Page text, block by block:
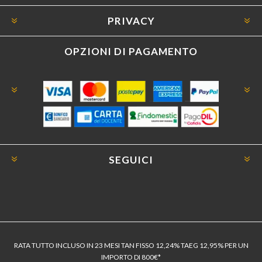
PRIVACY
OPZIONI DI PAGAMENTO
SEGUICI
RATA TUTTO INCLUSO IN 23 MESI TAN FISSO 12,24% TAEG 12,95% PER UN
IMPORTO DI 800€*